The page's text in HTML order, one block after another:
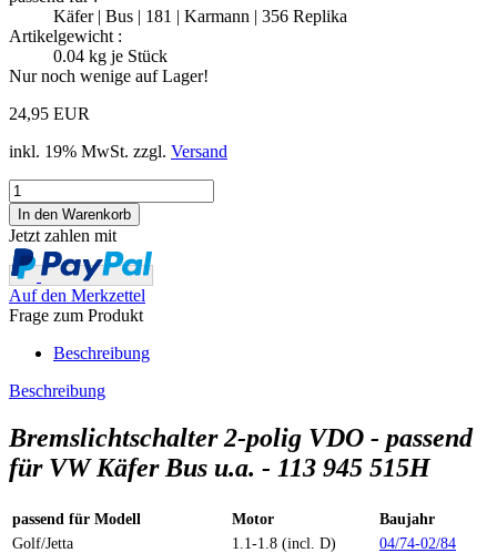
Käfer | Bus | 181 | Karmann | 356 Replika
Artikelgewicht :
0.04 kg je Stück
Nur noch wenige auf Lager!
24,95 EUR
inkl. 19% MwSt. zzgl. Versand
Jetzt zahlen mit
Auf den Merkzettel
Frage zum Produkt
Beschreibung
Beschreibung
Bremslichtschalter 2-polig VDO - passend
für VW Käfer Bus u.a. - 113 945 515H
passend für Modell Motor
Baujahr
Golf/Jetta
1.1-1.8 (incl. D)
04/74-02/84